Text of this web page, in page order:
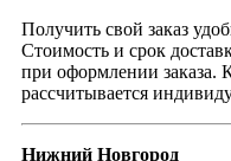
Получить свой заказ
Стоимость и срок
при оформлении заказа.
рассчитывается
Нижний Новгород